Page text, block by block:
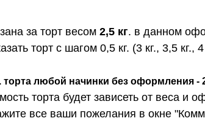
за торт весом 2,5 кг. в данном
торт с шагом 0,5 кг. (3 кг., 3,5 кг.,
торта любой начинки без оформления -
торта будет зависеть от веса и
все ваши пожелания в окне